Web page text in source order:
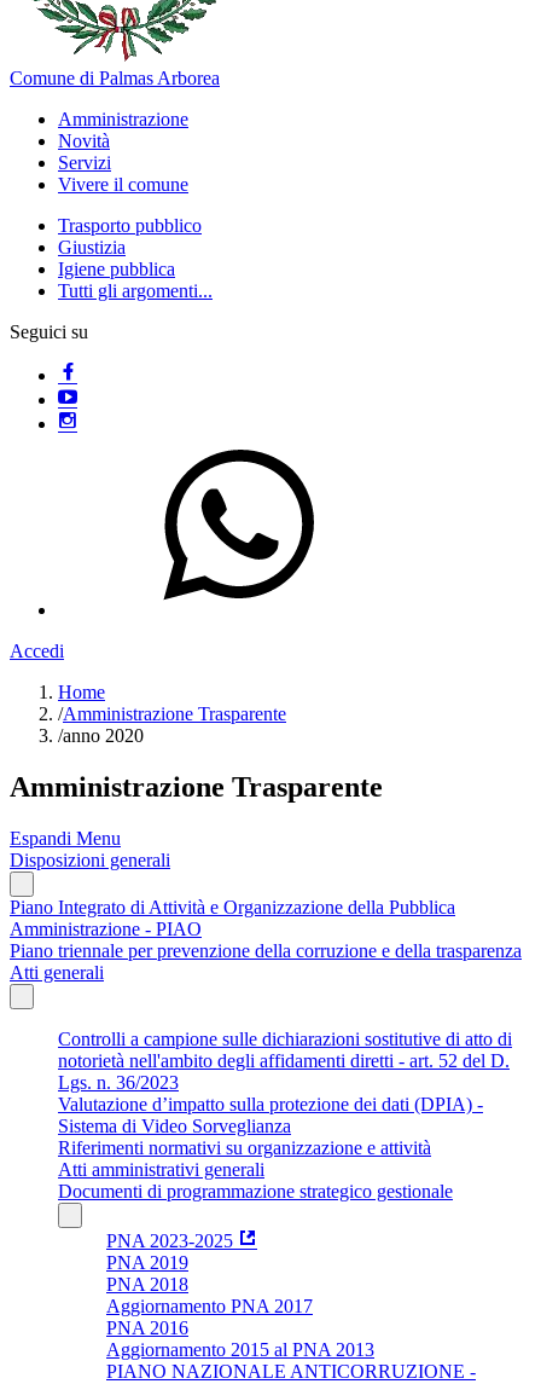
Comune di Palmas Arborea
Amministrazione
Novità
Servizi
Vivere il comune
Trasporto pubblico
Giustizia
Igiene pubblica
Tutti gli argomenti...
Seguici su
Accedi
Home
/Amministrazione Trasparente
/anno 2020
Amministrazione Trasparente
Espandi Menu
Disposizioni generali
Piano Integrato di Attività e Organizzazione della Pubblica
Amministrazione - PIAO
Piano triennale per prevenzione della corruzione e della trasparenza
Atti generali
Controlli a campione sulle dichiarazioni sostitutive di atto di
notorietà nell'ambito degli affidamenti diretti - art. 52 del D.
Lgs. n. 36/2023
Valutazione d’impatto sulla protezione dei dati (DPIA) -
Sistema di Video Sorveglianza
Riferimenti normativi su organizzazione e attività
Atti amministrativi generali
Documenti di programmazione strategico gestionale
PNA 2023-2025
PNA 2019
PNA 2018
Aggiornamento PNA 2017
PNA 2016
Aggiornamento 2015 al PNA 2013
PIANO NAZIONALE ANTICORRUZIONE -